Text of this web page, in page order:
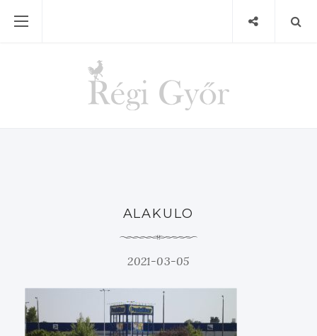
ALAKULO
2021-03-05